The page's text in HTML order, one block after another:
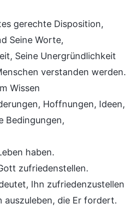
gerechte Disposition,
Seine Worte,
Seine Unergründlichkeit
verstanden werden.
Wissen
Hoffnungen, Ideen,
Bedingungen,
haben.
zufriedenstellen.
Ihn zufriedenzustellen
auszuleben, die Er fordert.